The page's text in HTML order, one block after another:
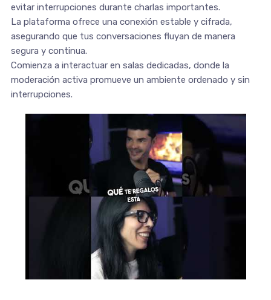
evitar interrupciones durante charlas importantes.
La plataforma ofrece una conexión estable y cifrada,
asegurando que tus conversaciones fluyan de manera
segura y continua.
Comienza a interactuar en salas dedicadas, donde la
moderación activa promueve un ambiente ordenado y sin
interrupciones.